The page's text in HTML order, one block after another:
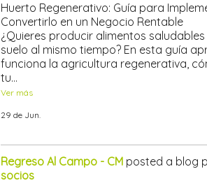
Huerto Regenerativo: Guía para
Convertirlo en un Negocio Rentable
¿Quieres producir alimentos
suelo al mismo tiempo? En esta guía
funciona la agricultura regenerativa,
tu…
Ver más
29 de Jun.
Regreso Al Campo - CMposted a blog
socios